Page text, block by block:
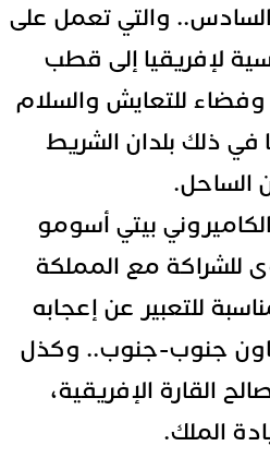
والتي تعمل على
لإفريقيا إلى قطب
للتعايش والسلام
ذلك بلدان الشريط
بيتي أسومو
للشراكة مع المملكة
للتعبير عن إعجابه
جنوب-جنوب.. وكذل
القارة الإفريقية،
الملك.